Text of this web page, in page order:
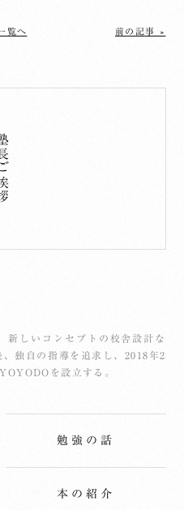
覧へ 前の記事 »
拶
新しいコンセプトの校舎設計な
独自の指導を追求し、2018年2
を設立する。
勉強の話
本の紹介